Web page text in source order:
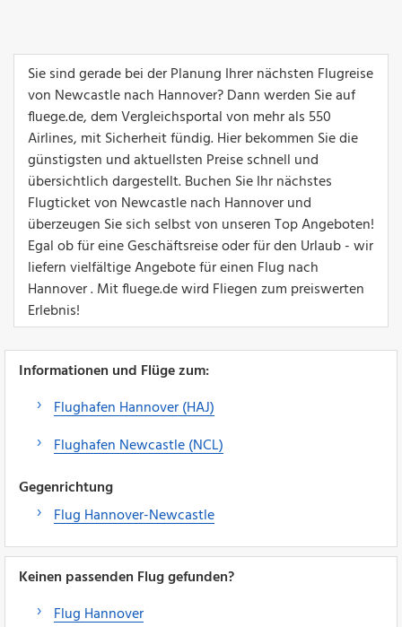
Sie sind gerade bei der Planung Ihrer nächsten Flugreise
von Newcastle nach Hannover? Dann werden Sie auf
fluege.de, dem Vergleichsportal von mehr als 550
Airlines, mit Sicherheit fündig. Hier bekommen Sie die
günstigsten und aktuellsten Preise schnell und
übersichtlich dargestellt. Buchen Sie Ihr nächstes
Flugticket von Newcastle nach Hannover und
überzeugen Sie sich selbst von unseren Top Angeboten!
Egal ob für eine Geschäftsreise oder für den Urlaub - wir
liefern vielfältige Angebote für einen Flug nach
Hannover . Mit fluege.de wird Fliegen zum preiswerten
Erlebnis!
Informationen und Flüge zum:
Flughafen Hannover (HAJ)
Flughafen Newcastle (NCL)
Gegenrichtung
Flug Hannover-Newcastle
Keinen passenden Flug gefunden?
Flug Hannover